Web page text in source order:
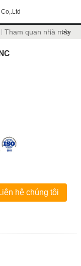
Tham quan nhà máy
>>
hệ chúng tôi